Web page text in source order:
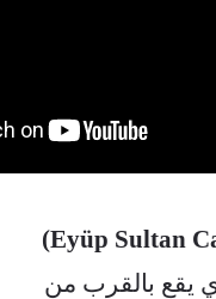
يقع بالقرب من